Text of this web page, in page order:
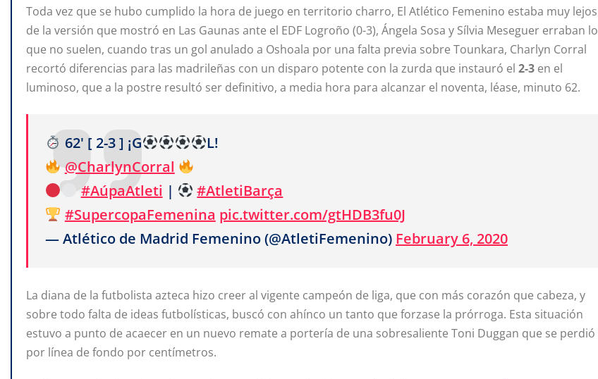
Toda vez que se hubo cumplido la hora de juego en territorio charro, El Atlético Femenino estaba muy lejos
de la versión que mostró en Las Gaunas ante el EDF Logroño (0-3), Ángela Sosa y Sílvia Meseguer erraban lo
que no suelen, cuando tras un gol anulado a Oshoala por una falta previa sobre Tounkara, Charlyn Corral
recortó diferencias para las madrileñas con un disparo potente con la zurda que instauró el 2-3 en el
luminoso, que a la postre resultó ser definitivo, a media hora para alcanzar el noventa, léase, minuto 62.
62' [ 2-3 ] ¡G
L!
@CharlynCorral
#AúpaAtleti |
#AtletiBarça
#SupercopaFemenina pic.twitter.com/gtHDB3fu0J
— Atlético de Madrid Femenino (@AtletiFemenino) February 6, 2020
La diana de la futbolista azteca hizo creer al vigente campeón de liga, que con más corazón que cabeza, y
sobre todo falta de ideas futbolísticas, buscó con ahínco un tanto que forzase la prórroga. Esta situación
estuvo a punto de acaecer en un nuevo remate a portería de una sobresaliente Toni Duggan que se perdió
por línea de fondo por centímetros.